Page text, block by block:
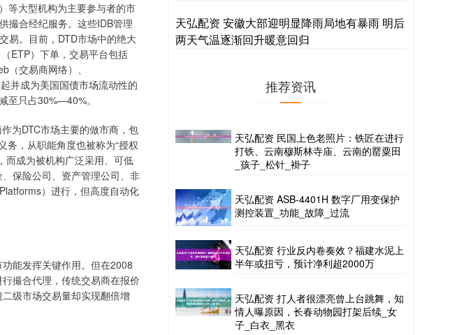
等大型机构为主要参与者的市
撮合经纪服务。这些IDB管理
易。目前，DTD市场中的绝大
ETP）下单，交易平台包括
交易商网络）、
并成为美国国债市场流动性的
至只占30%—40%。
为DTC市场主要的做市商，包
务，从职能角度也被称为“授权
而成为被机构广泛采用、可低
保险公司、资产管理公司、非
）进行，但高度自动化
能发挥关键作用。但在2008
撮合代理，传统交易商在报价
级市场交易量却实现翻倍增
天弘配资 安徽大部迎明显降雨局地有暴雨 明后
两天气温逐渐回升暖意回归
推荐资讯
天弘配资 民国上色老照片：铁匠在进行
打铁、云南穆斯林寺庙、云南的罂粟田
_孩子_松针_褂子
天弘配资 ASB-4401H 数字厂用变保护
测控装置_功能_故障_过流
天弘配资 行业反内卷奏效？福建水泥上
半年或扭亏，预计净利超2000万
天弘配资 打人者很漂亮曾上台跳舞，知
情人曝原因，长春动物园打架后续_女
子_白衣_黑衣